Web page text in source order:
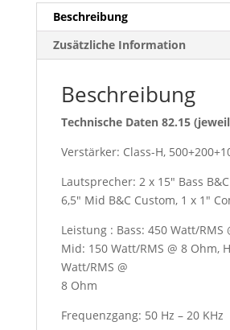
Beschreibung
Zusätzliche Information
Beschreibung
Technische Daten 82.15
Verstärker: Class-H,
Lautsprecher: 2 x 15″ Bass
6,5″ Mid B&C Custom, 1 x 1″
Leistung : Bass: 450 Watt/RMS
Mid: 150 Watt/RMS @ 8 Ohm,
Watt/RMS @
8 Ohm
Frequenzgang: 50 Hz – 20 KHz